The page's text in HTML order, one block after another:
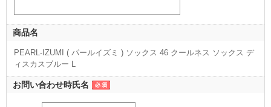
商品名
PEARL-IZUMI ( パールイズミ ) ソックス 46 クールネス ソックス デ
ィスカスブルー L
（L ディスカスブルー）
お問い合わせ時氏名